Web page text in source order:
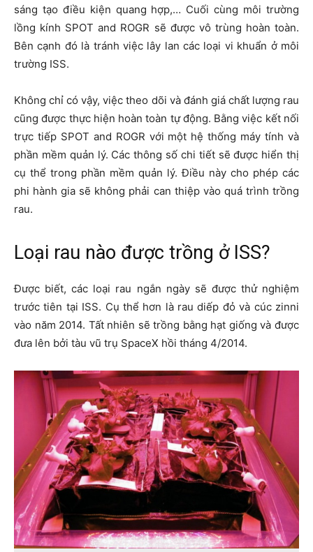
sáng tạo điều kiện quang hợp,… Cuối cùng môi trường
lồng kính SPOT and ROGR sẽ được vô trùng hoàn toàn.
Bên cạnh đó là tránh việc lây lan các loại vi khuẩn ở môi
trường ISS.
Không chỉ có vậy, việc theo dõi và đánh giá chất lượng rau
cũng được thực hiện hoàn toàn tự động. Bằng việc kết nối
trực tiếp SPOT and ROGR với một hệ thống máy tính và
phần mềm quản lý. Các thông số chi tiết sẽ được hiển thị
cụ thể trong phần mềm quản lý. Điều này cho phép các
phi hành gia sẽ không phải can thiệp vào quá trình trồng
rau.
Loại rau nào được trồng ở ISS?
Được biết, các loại rau ngắn ngày sẽ được thử nghiệm
trước tiên tại ISS. Cụ thể hơn là rau diếp đỏ và cúc zinni
vào năm 2014. Tất nhiên sẽ trồng bằng hạt giống và được
đưa lên bởi tàu vũ trụ SpaceX hồi tháng 4/2014.